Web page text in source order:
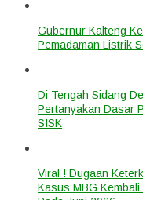
Gubernur Kalteng
Pemadaman Listrik
Di Tengah Sidang
Pertanyakan Dasar
SISK
Viral ! Dugaan
Kasus MBG